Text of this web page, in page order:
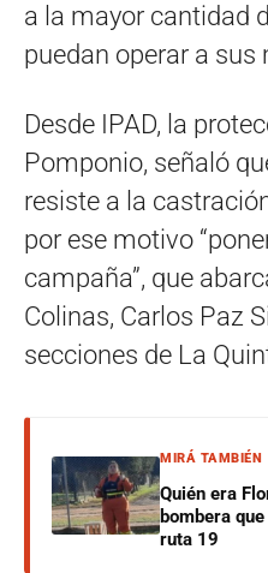
a la mayor cantidad
puedan operar a sus
Desde IPAD, la
Pomponio, señaló
resiste a la
por ese motivo
campaña”, que
Colinas, Carlos Paz
secciones de La
MIRÁ TAMBIÉN
Quién era
bombera
ruta 19